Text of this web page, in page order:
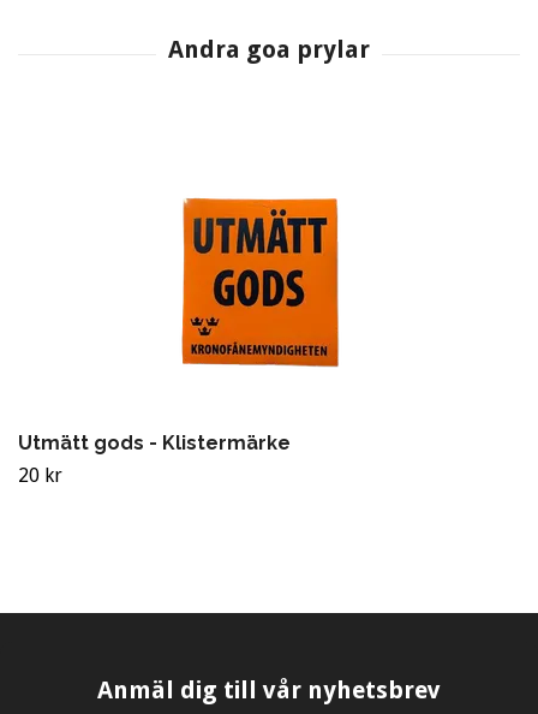
Utmätt gods - Klistermärke
20 kr
Anmäl dig till vår nyhetsbrev